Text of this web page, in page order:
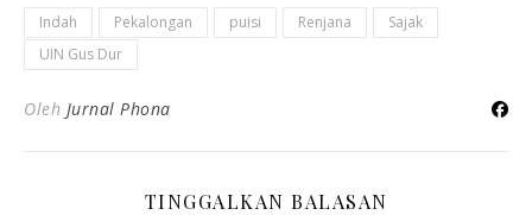
Indah Pekalongan puisi Renjana
Sajak
UIN Gus Dur
Oleh Jurnal Phona
TINGGALKAN BALASAN